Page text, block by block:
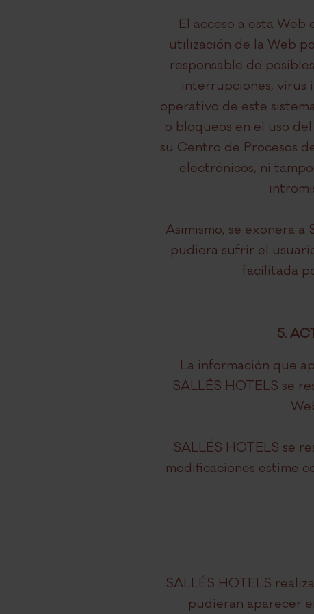
El acceso a esta Web
utilización de la Web
responsable de
interrupciones, virus
operativo de este
o bloqueos en el uso
su Centro de Procesos
electrónicos; ni
Asimismo, se exonera
pudiera sufrir el
facilitada
5.
La información que
SALLÉS HOTELS se
SALLÉS HOTELS se
modificaciones estime
SALLÉS HOTELS
pudieran aparecer